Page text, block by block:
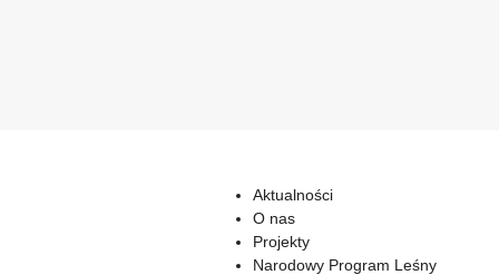
Aktualności
O nas
Projekty
Narodowy Program Leśny